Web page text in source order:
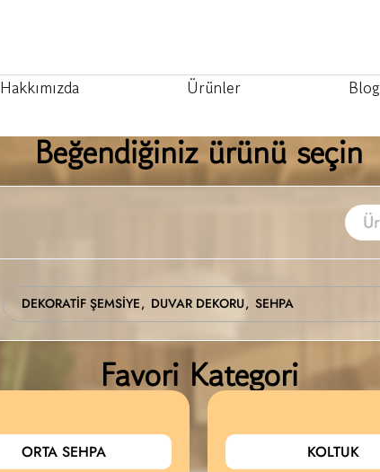
Hakkımızda Ürünler Blog
Beğendiğiniz ürünü seçin
DEKORATİF ŞEMSİYE DUVAR DEKORU SEHPA
Favori Kategori
ORTA SEHPA KOLTUK